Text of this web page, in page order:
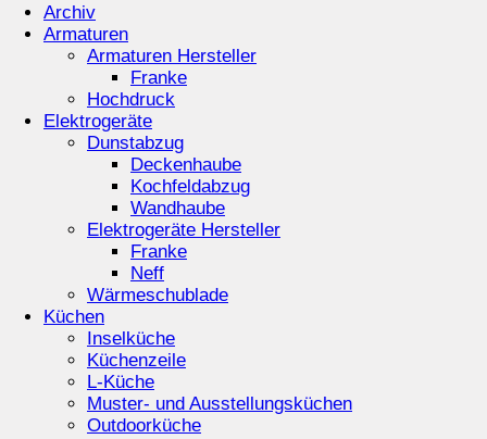
Archiv
Armaturen
Armaturen Hersteller
Franke
Hochdruck
Elektrogeräte
Dunstabzug
Deckenhaube
Kochfeldabzug
Wandhaube
Elektrogeräte Hersteller
Franke
Neff
Wärmeschublade
Küchen
Inselküche
Küchenzeile
L-Küche
Muster- und Ausstellungsküchen
Outdoorküche